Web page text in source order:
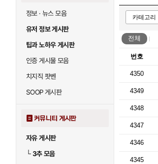
정보 · 뉴스 모음
유저 정보 게시판
팁과 노하우 게시판
인증 게시물 모음
치지직 팟벤
SOOP 게시판
커뮤니티 게시판
자유 게시판
└3추 모음
전체
번호
4350
4349
4348
4347
4346
4345